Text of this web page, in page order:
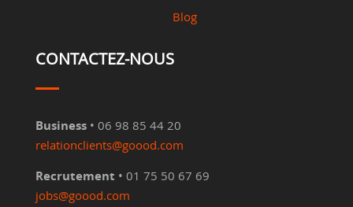
Blog
CONTACTEZ-NOUS
Business • 06 98 85 44 20
relationclients@goood.com
Recrutement • 01 75 50 67 69
jobs@goood.com